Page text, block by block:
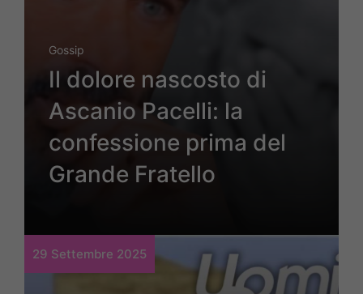
Gossip
Il dolore nascosto di
Ascanio Pacelli: la
confessione prima del
Grande Fratello
29 Settembre 2025